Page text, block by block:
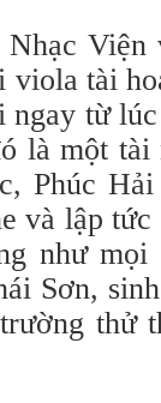
Viện
viola tài
ngay từ
là một
Phúc
và lập
như mọi
Sơn,
thử